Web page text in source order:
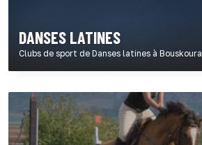
DANSES LATINES
Clubs de sport de Danses latines à Bouskoura